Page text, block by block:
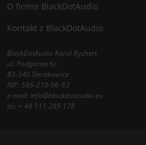
O firmie BlackDotAudio
Kontakt z BlackDotAudio
BlackDotAudio Karol Rychert
ul. Podgórna 6c
83-340 Sierakowice
NIP: 586-210-96-83
e-mail:info@blackdotaudio.eu
tel. + 48 511 289 178